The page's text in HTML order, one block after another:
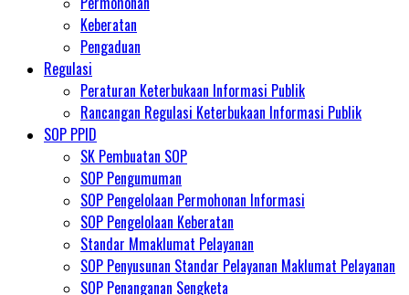
Keberatan
Pengaduan
Regulasi
Peraturan Keterbukaan Informasi Publik
Rancangan Regulasi Keterbukaan Informasi Publik
SOP PPID
SK Pembuatan SOP
SOP Pengumuman
SOP Pengelolaan Permohonan Informasi
SOP Pengelolaan Keberatan
Standar Mmaklumat Pelayanan
SOP Penyusunan Standar Pelayanan Maklumat Pelayanan
SOP Penanganan Sengketa